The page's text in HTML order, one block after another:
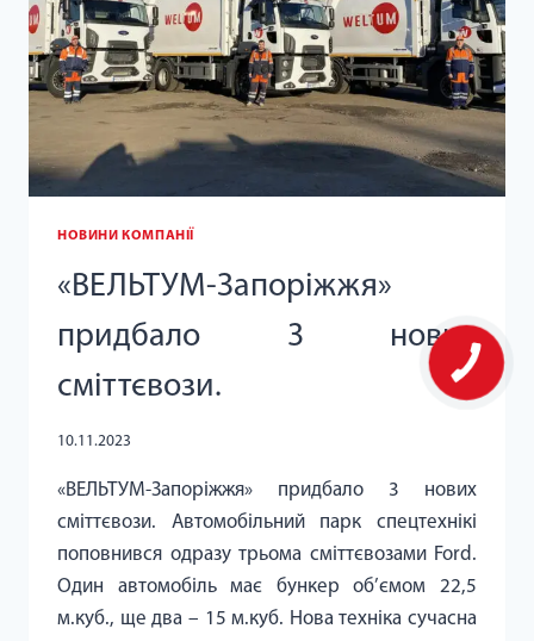
НОВИНИ КОМПАНІЇ
«ВЕЛЬТУМ-Запоріжжя»
придбало 3 нових
сміттєвози.
10.11.2023
«ВЕЛЬТУМ-Запоріжжя» придбало 3 нових
сміттєвози. Автомобільний парк спецтехнікі
поповнився одразу трьома сміттєвозами Ford.
Один автомобіль має бункер об’ємом 22,5
м.куб., ще два – 15 м.куб. Нова техніка сучасна